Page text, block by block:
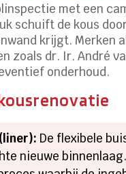
met een
schuift de kous
krijgt. Merken
zoals dr. Ir. André
onderhoud.
De flexibele
nieuwe binnenlaag.